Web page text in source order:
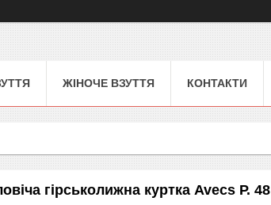
ЖІНОЧЕ ВЗУТТЯ КОНТАКТИ
гірськолижна куртка Avecs Р. 48